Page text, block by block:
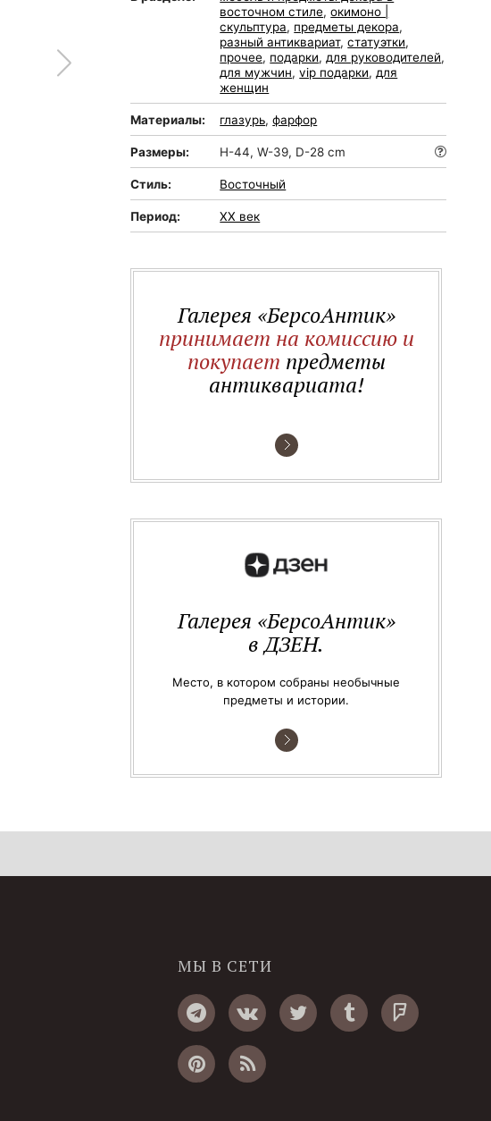
восточном стиле,окимоно |
скульптура, предметы декора,
разный антиквариат,статуэтки,
прочее, подарки, для руководителей,
для мужчин,vip подарки, для
женщин
Материалы: глазурь,фарфор
Размеры: H-44, W-39, D-28 cm
Стиль: Восточный
Период: XX век
Галерея «БерсоАнтик»
принимает на комиссию и
покупает предметы
антиквариата!
Галерея «БерсоАнтик»
в ДЗЕН.
Место, в котором собраны необычные
предметы и истории.
МЫ В СЕТИ